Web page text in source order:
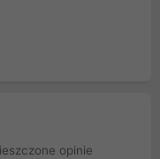
opinie